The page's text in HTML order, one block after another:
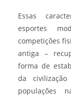
Essas
esportes
competições
antiga –
forma de
da
populações